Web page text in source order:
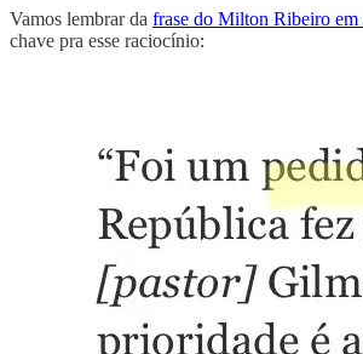
Vamos lembrar da frase do Milton Ribeiro em
chave pra esse raciocínio: